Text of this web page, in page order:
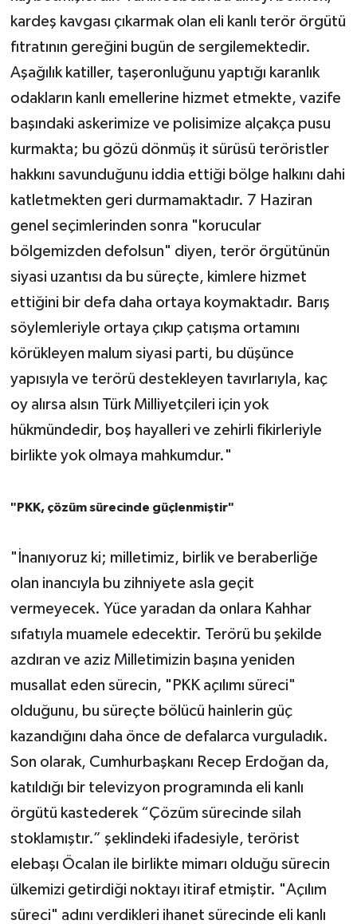
kardeş kavgası çıkarmak olan eli kanlı terör örgütü
fıtratının gereğini bugün de sergilemektedir.
Aşağılık katiller, taşeronluğunu yaptığı karanlık
odakların kanlı emellerine hizmet etmekte, vazife
başındaki askerimize ve polisimize alçakça pusu
kurmakta; bu gözü dönmüş it sürüsü teröristler
hakkını savunduğunu iddia ettiği bölge halkını dahi
katletmekten geri durmamaktadır. 7 Haziran
genel seçimlerinden sonra "korucular
bölgemizden defolsun" diyen, terör örgütünün
siyasi uzantısı da bu süreçte, kimlere hizmet
ettiğini bir defa daha ortaya koymaktadır. Barış
söylemleriyle ortaya çıkıp çatışma ortamını
körükleyen malum siyasi parti, bu düşünce
yapısıyla ve terörü destekleyen tavırlarıyla, kaç
oy alırsa alsın Türk Milliyetçileri için yok
hükmündedir, boş hayalleri ve zehirli fikirleriyle
birlikte yok olmaya mahkumdur."
"PKK, çözüm sürecinde güçlenmiştir"
"İnanıyoruz ki; milletimiz, birlik ve beraberliğe
olan inancıyla bu zihniyete asla geçit
vermeyecek. Yüce yaradan da onlara Kahhar
sıfatıyla muamele edecektir. Terörü bu şekilde
azdıran ve aziz Milletimizin başına yeniden
musallat eden sürecin, "PKK açılımı süreci"
olduğunu, bu süreçte bölücü hainlerin güç
kazandığını daha önce de defalarca vurguladık.
Son olarak, Cumhurbaşkanı Recep Erdoğan da,
katıldığı bir televizyon programında eli kanlı
örgütü kastederek “Çözüm sürecinde silah
stoklamıştır.” şeklindeki ifadesiyle, terörist
elebaşı Öcalan ile birlikte mimarı olduğu sürecin
ülkemizi getirdiği noktayı itiraf etmiştir. "Açılım
süreci" adını verdikleri ihanet sürecinde eli kanlı